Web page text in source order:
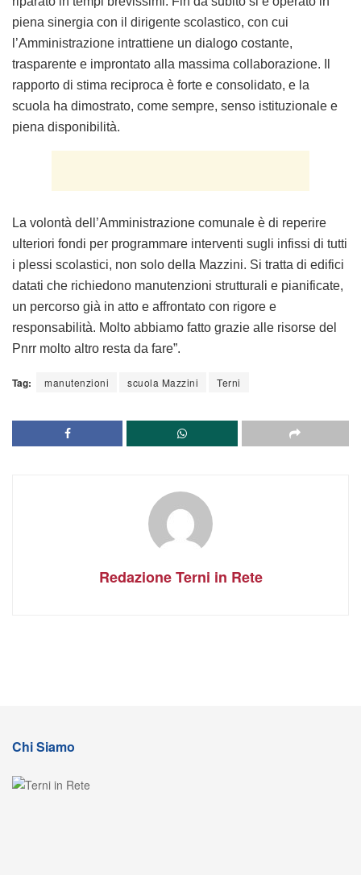
piena sinergia con il dirigente scolastico, con cui
l’Amministrazione intrattiene un dialogo costante,
trasparente e improntato alla massima collaborazione. Il
rapporto di stima reciproca è forte e consolidato, e la
scuola ha dimostrato, come sempre, senso istituzionale e
piena disponibilità.
La volontà dell’Amministrazione comunale è di reperire
ulteriori fondi per programmare interventi sugli infissi di tutti
i plessi scolastici, non solo della Mazzini. Si tratta di edifici
datati che richiedono manutenzioni strutturali e pianificate,
un percorso già in atto e affrontato con rigore e
responsabilità. Molto abbiamo fatto grazie alle risorse del
Pnrr molto altro resta da fare”.
Tag: manutenzioni scuola Mazzini Terni
Redazione Terni in Rete
Chi Siamo